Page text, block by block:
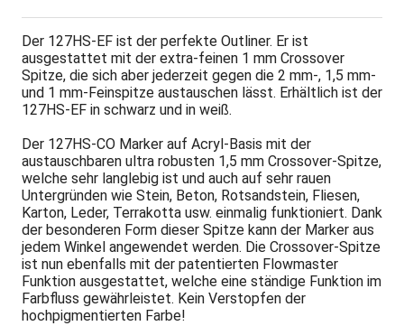
Der 127HS-EF ist der perfekte Outliner. Er ist
ausgestattet mit der extra-feinen 1 mm Crossover
Spitze, die sich aber jederzeit gegen die 2 mm-, 1,5 mm-
und 1 mm-Feinspitze austauschen lässt. Erhältlich ist der
127HS-EF in schwarz und in weiß.
Der 127HS-CO Marker auf Acryl-Basis mit der
austauschbaren ultra robusten 1,5 mm Crossover-Spitze,
welche sehr langlebig ist und auch auf sehr rauen
Untergründen wie Stein, Beton, Rotsandstein, Fliesen,
Karton, Leder, Terrakotta usw. einmalig funktioniert. Dank
der besonderen Form dieser Spitze kann der Marker aus
jedem Winkel angewendet werden. Die Crossover-Spitze
ist nun ebenfalls mit der patentierten Flowmaster
Funktion ausgestattet, welche eine ständige Funktion im
Farbfluss gewährleistet. Kein Verstopfen der
hochpigmentierten Farbe!